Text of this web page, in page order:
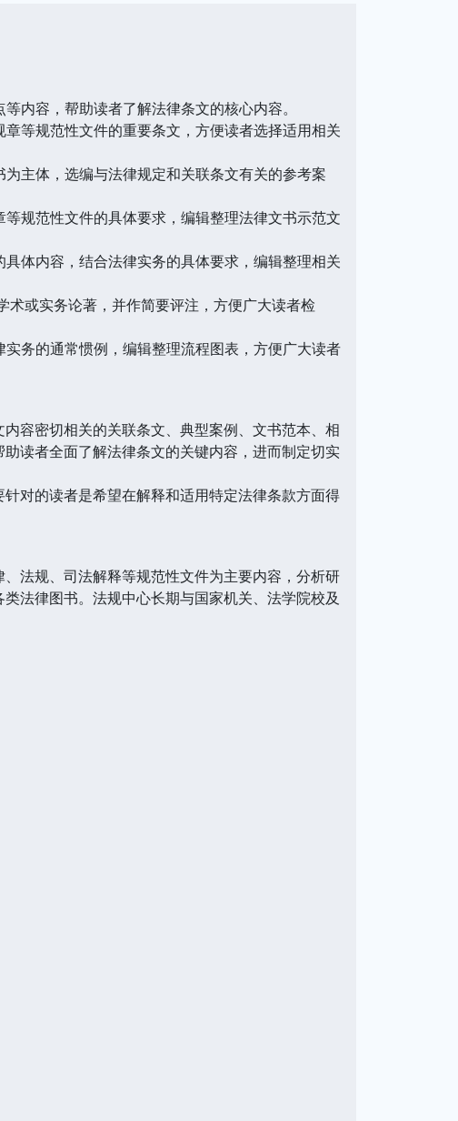
容，帮助读者了解法律条文的核心内容。
规范性文件的重要条文，方便读者选择适用相关
体，选编与法律规定和关联条文有关的参考案
范性文件的具体要求，编辑整理法律文书示范文
内容，结合法律实务的具体要求，编辑整理相关
或实务论著，并作简要评注，方便广大读者检
的通常惯例，编辑整理流程图表，方便广大读者
容密切相关的关联条文、典型案例、文书范本、相
读者全面了解法律条文的关键内容，进而制定切实
对的读者是希望在解释和适用特定法律条款方面得
法规、司法解释等规范性文件为主要内容，分析研
法律图书。法规中心长期与国家机关、法学院校及